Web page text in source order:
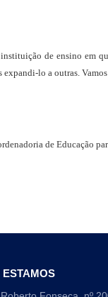
de ensino em
lo a outras.
de Educação
ESTAMOS